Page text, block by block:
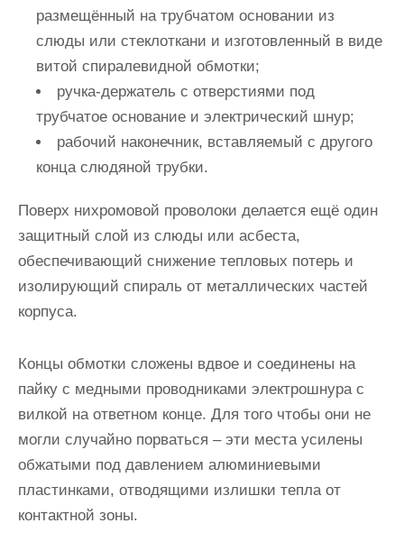
размещённый на трубчатом основании из
слюды или стеклоткани и изготовленный в виде
витой спиралевидной обмотки;
ручка-держатель с отверстиями под
трубчатое основание и электрический шнур;
рабочий наконечник, вставляемый с другого
конца слюдяной трубки.
Поверх нихромовой проволоки делается ещё один
защитный слой из слюды или асбеста,
обеспечивающий снижение тепловых потерь и
изолирующий спираль от металлических частей
корпуса.
Концы обмотки сложены вдвое и соединены на
пайку с медными проводниками электрошнура с
вилкой на ответном конце. Для того чтобы они не
могли случайно порваться – эти места усилены
обжатыми под давлением алюминиевыми
пластинками, отводящими излишки тепла от
контактной зоны.